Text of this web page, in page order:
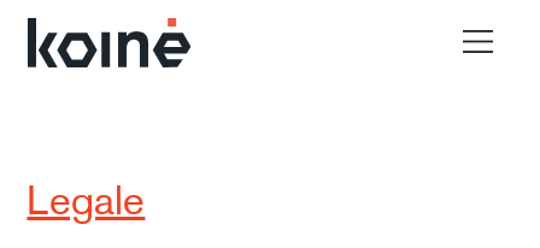
EN
Legale